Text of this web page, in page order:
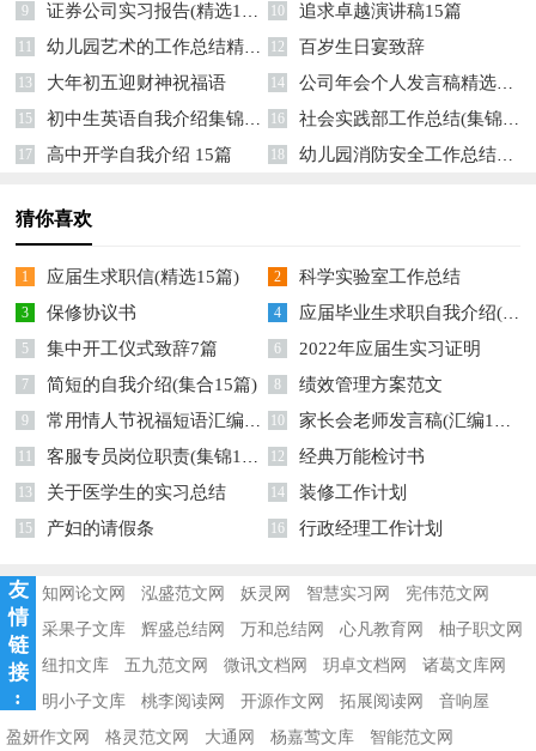
9 证券公司实习报告(精选15篇) 10 追求卓越演讲稿15篇
11 幼儿园艺术的工作总结精选15篇 12 百岁生日宴致辞
13 大年初五迎财神祝福语 14 公司年会个人发言稿精选15篇
15 初中生英语自我介绍集锦12篇 16 社会实践部工作总结(集锦15篇)
17 高中开学自我介绍 15篇 18 幼儿园消防安全工作总结精选14篇
猜你喜欢
1 应届生求职信(精选15篇) 2 科学实验室工作总结
3 保修协议书 4 应届毕业生求职自我介绍(汇编15篇)
5 集中开工仪式致辞7篇 6 2022年应届生实习证明
7 简短的自我介绍(集合15篇) 8 绩效管理方案范文
9 常用情人节祝福短语汇编77句 10 家长会老师发言稿(汇编15篇)
11 客服专员岗位职责(集锦15篇) 12 经典万能检讨书
13 关于医学生的实习总结 14 装修工作计划
15 产妇的请假条 16 行政经理工作计划
友
情
链
接
:
知网论文网 泓盛范文网 妖灵网 智慧实习网
宪伟范文网
采果子文库
辉盛总结网 万和总结网 心凡教育网
柚子职文网
纽扣文库
五九范文网 微讯文档网 玥卓文档网
诸葛文库网
明小子文库
桃李阅读网 开源作文网 拓展阅读网
音响屋
盈妍作文网
格灵范文网 大通网 杨嘉莺文库 智能范文网